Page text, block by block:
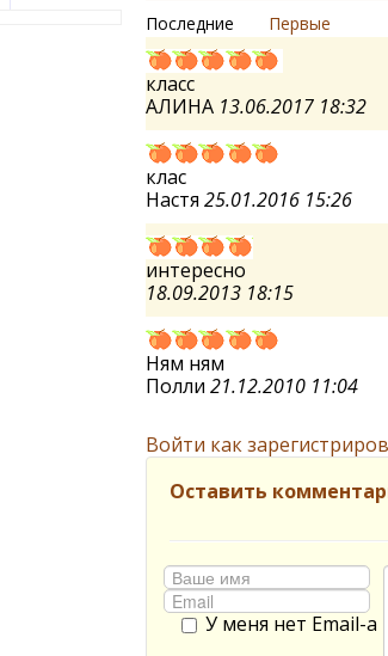
Последние Первые
класс
АЛИНА 13.06.2017 18:32
клас
Настя 25.01.2016 15:26
интересно
18.09.2013 18:15
Ням ням
Полли 21.12.2010 11:04
Войти как
Оставить
У меня нет Email-а